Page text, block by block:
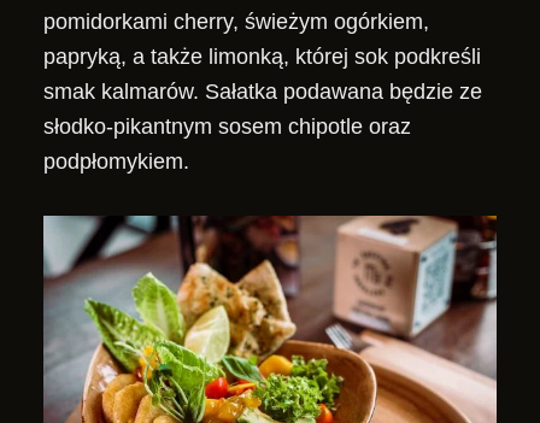
pomidorkami cherry, świeżym ogórkiem,
papryką, a także limonką, której sok podkreśli
smak kalmarów. Sałatka podawana będzie ze
słodko-pikantnym sosem chipotle oraz
podpłomykiem.